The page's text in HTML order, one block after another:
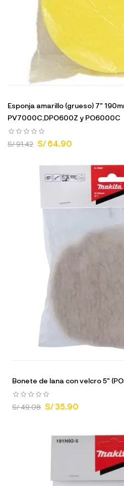
Esponja amarillo (grueso) 7"
PV7000C,DPO600Z y PO6000C
S/ 91.42 S/ 64.90
Bonete de lana con velcro 5"
S/ 49.08 S/ 35.90